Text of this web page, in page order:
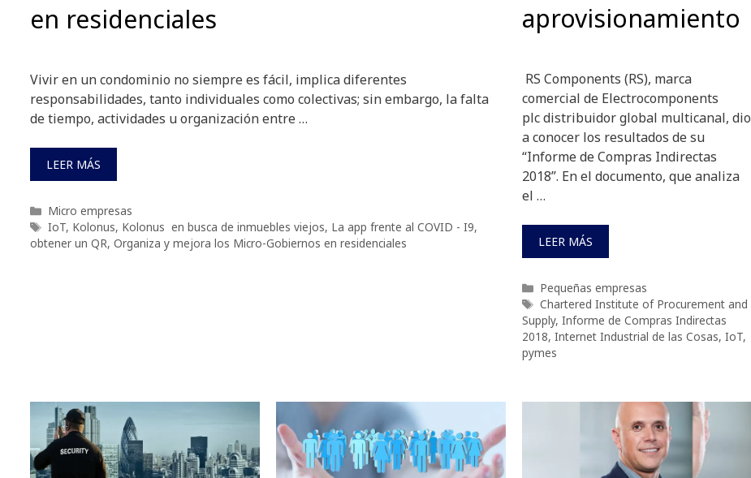
en residenciales
Vivir en un condominio no siempre es fácil, implica diferentes
responsabilidades, tanto individuales como colectivas; sin embargo, la falta
de tiempo, actividades u organización entre …
LEER MÁS
Categorías
Micro empresas
Etiquetas
IoT, Kolonus, Kolonus en busca de inmuebles viejos, La app frente al COVID - I9,
obtener un QR, Organiza y mejora los Micro-Gobiernos en residenciales
aprovisionamiento
RS Components (RS), marca
comercial de Electrocomponents
plc distribuidor global multicanal, dio
a conocer los resultados de su
“Informe de Compras Indirectas
2018”. En el documento, que analiza
el …
LEER MÁS
Categorías
Pequeñas empresas
Etiquetas
Chartered Institute of Procurement and
Supply, Informe de Compras Indirectas
2018, Internet Industrial de las Cosas, IoT,
pymes